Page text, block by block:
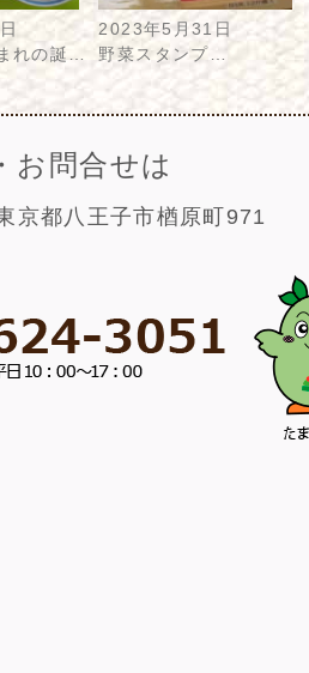
れの誕…
2023年5月31日
野菜スタンプ…
お問合せは
京都八王子市楢原町971